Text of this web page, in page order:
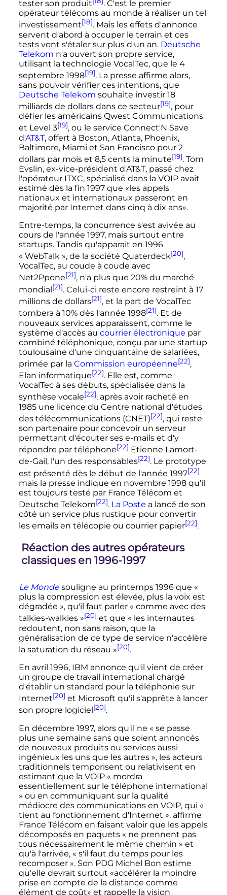
tester son produit
. C'est le premier
opérateur télécoms au monde à réaliser un tel
investissement[18]. Mais les effets d'annonce
servent d'abord à occuper le terrain et ces
tests vont s'étaler sur plus d'un an. Deutsche
Telekom n'a ouvert son propre service,
utilisant la technologie VocalTec, que le 4
septembre 1998[19]. La presse affirme alors,
sans pouvoir vérifier ces intentions, que
Deutsche Telekom souhaite investir 18
milliards de dollars dans ce secteur[19], pour
défier les américains Qwest Communications
et Level 3[19], ou le service Connect'N Save
d'AT&T, offert à Boston, Atlanta, Phoenix,
Baltimore, Miami et San Francisco pour 2
dollars par mois et 8,5 cents la minute[19]. Tom
Evslin, ex-vice-président d'AT&T, passé chez
l'opérateur ITXC, spécialisé dans la VOIP avait
estimé dès la fin 1997 que «les appels
nationaux et internationaux passeront en
majorité par Internet dans cinq à dix ans».
Entre-temps, la concurrence s'est avivée au
cours de l'année 1997, mais surtout entre
startups. Tandis qu'apparait en 1996
« WebTalk », de la société Quaterdeck[20],
VocalTec, au coude à coude avec
Net2Ppone[21], n'a plus que 20% du marché
mondial[21]. Celui-ci reste encore restreint à 17
millions de dollars[21], et la part de VocalTec
tombera à 10% dès l'année 1998[21]. Et de
nouveaux services apparaissent, comme le
système d'accès au courrier électronique par
combiné téléphonique, conçu par une startup
toulousaine d'une cinquantaine de salariées,
primée par la Commission européenne[22],
Elan informatique[22]. Elle est, comme
VocalTec à ses débuts, spécialisée dans la
synthèse vocale[22], après avoir racheté en
1985 une licence du Centre national d'études
des télécommunications (CNET)[22], qui reste
son partenaire pour concevoir un serveur
permettant d'écouter ses e-mails et d'y
répondre par téléphone[22] Etienne Lamort-
de-Gail, l'un des responsables[22]. Le prototype
est présenté dès le début de l'année 1997[22]
mais la presse indique en novembre 1998 qu'il
est toujours testé par France Télécom et
Deutsche Telekom[22]. La Poste a lancé de son
côté un service plus rustique pour convertir
les emails en télécopie ou courrier papier[22].
Réaction des autres opérateurs
classiques en 1996-1997
Le Mondesouligne au printemps 1996 que «
plus la compression est élevée, plus la voix est
dégradée », qu'il faut parler « comme avec des
talkies-walkies »[20] et que « les internautes
redoutent, non sans raison, que la
généralisation de ce type de service n'accélère
la saturation du réseau »[20].
En avril 1996, IBM annonce qu'il vient de créer
un groupe de travail international chargé
d'établir un standard pour la téléphonie sur
Internet[20] et Microsoft qu'il s'apprête à lancer
son propre logiciel [20].
En décembre 1997, alors qu'il ne « se passe
plus une semaine sans que soient annoncés
de nouveaux produits ou services aussi
ingénieux les uns que les autres », les acteurs
traditionnels temporisent ou relativisent en
estimant que la VOIP « mordra
essentiellement sur le téléphone international
» ou en communiquant sur la qualité
médiocre des communications en VOIP, qui «
tient au fonctionnement d'Internet », affirme
France Télécom en faisant valoir que les appels
décomposés en paquets « ne prennent pas
tous nécessairement le même chemin » et
qu'à l'arrivée, « s'il faut du temps pour les
recomposer ». Son PDG Michel Bon estime
qu'elle devrait surtout «accélérer la moindre
prise en compte de la distance comme
élément de coût» et rappelle la vision